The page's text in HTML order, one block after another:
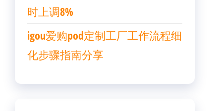
时上调8%
igou爱购pod定制工厂工作流程细
化步骤指南分享